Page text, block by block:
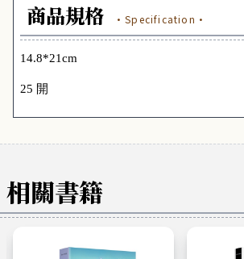
商品規格 ·Specification·
14.8*21cm
25 開
相關書籍